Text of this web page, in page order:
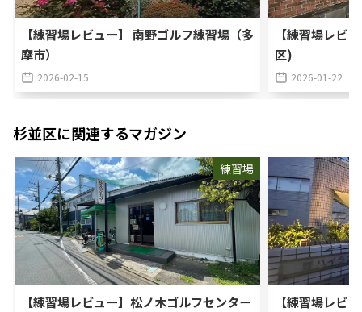
【練習場レビュー】 南野ゴルフ練習場（多
摩市）
2026-02-15
【練習場レビ
区)
2026-01-22
杉並区に関連するマガジン
練習場
【練習場レビュー】松ノ木ゴルフセンター
【練習場レビ